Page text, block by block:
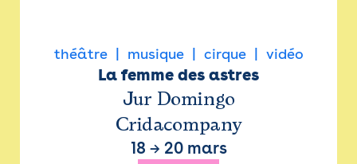
théâtre musique cirque vidéo
La femme des astres
Jur Domingo
Cridacompany
18 → 20 mars